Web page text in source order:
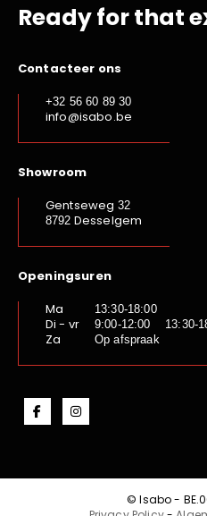
Ready for that
Contacteer ons
+32 56 60 89 30
info@isabo.be
Showroom
Gentseweg 32
8792 Desselgem
Openingsuren
Ma
13:30-18:00
Di - vr 9:00-12:00 13:30-
Za Op afspraak
© Isabo -